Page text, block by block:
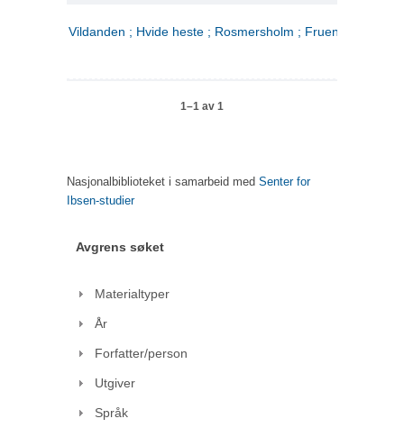
Vildanden ; Hvide heste ; Rosmersholm ; Fruen fra havet
1–1 av 1
Nasjonalbiblioteket i samarbeid med Senter for
Ibsen-studier
Avgrens søket
Materialtyper
År
Forfatter/person
Utgiver
Språk